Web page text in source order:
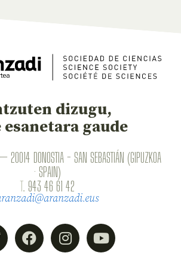
dizugu,
gaude
— 20014 DONOSTIA - SAN SEBASTIÁN (GIPUZKOA
· SPAIN)
T. 943 46 61 42